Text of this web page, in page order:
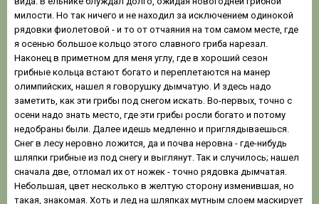
милости. Но так ничего и не находил за исключением одинокой
рядовки фиолетовой - и то от отчаяния на том самом месте, где
я осенью большое кольцо этого славного гриба нарезал.
Наконец в приметном для меня углу, где в хороший сезон
грибные кольца встают богато и переплетаются на манер
олимпийских, нашел я говорушку дымчатую. И здесь надо
заметить, как эти грибы под снегом искать. Во-первых, точно с
осени надо знать место, где эти грибы росли богато и потому
недобраны были. Далее идешь медленно и приглядываешься.
Снег в лесу неровно ложится, да и почва неровна - где-нибудь
шляпки грибные из под снегу и выглянут. Так и случилось; нашел
сначала две, отломал их от ножек - точно рядовка дымчатая.
Небольшая, цвет несколько в желтую сторону изменившая, но
такая, знакомая. Хоть и лед на шляпках мутным слоем маскирует